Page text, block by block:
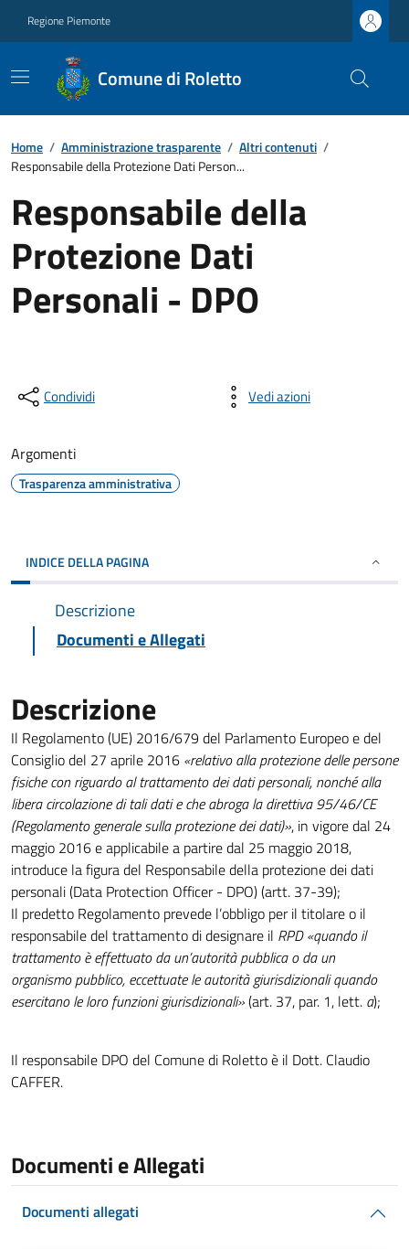
Regione Piemonte
Comune di Roletto
Home / Amministrazione trasparente / Altri contenuti /
Responsabile della Protezione Dati Person...
Responsabile della
Protezione Dati
Personali - DPO
Condividi Vedi azioni
Argomenti
Trasparenza amministrativa
INDICE DELLA PAGINA
Descrizione
Documenti e Allegati
Descrizione
Il Regolamento (UE) 2016/679 del Parlamento Europeo e del
Consiglio del 27 aprile 2016 «relativo alla protezione delle persone
fisiche con riguardo al trattamento dei dati personali, nonché alla
libera circolazione di tali dati e che abroga la direttiva 95/46/CE
(Regolamento generale sulla protezione dei dati)», in vigore dal 24
maggio 2016 e applicabile a partire dal 25 maggio 2018,
introduce la figura del Responsabile della protezione dei dati
personali (Data Protection Officer - DPO) (artt. 37-39);
Il predetto Regolamento prevede l’obbligo per il titolare o il
responsabile del trattamento di designare il RPD «quando il
trattamento è effettuato da un’autorità pubblica o da un
organismo pubblico, eccettuate le autorità giurisdizionali quando
esercitano le loro funzioni giurisdizionali»(art. 37, par. 1, lett. a);
Il responsabile DPO del Comune di Roletto è il Dott. Claudio
CAFFER.
Documenti e Allegati
Documenti allegati